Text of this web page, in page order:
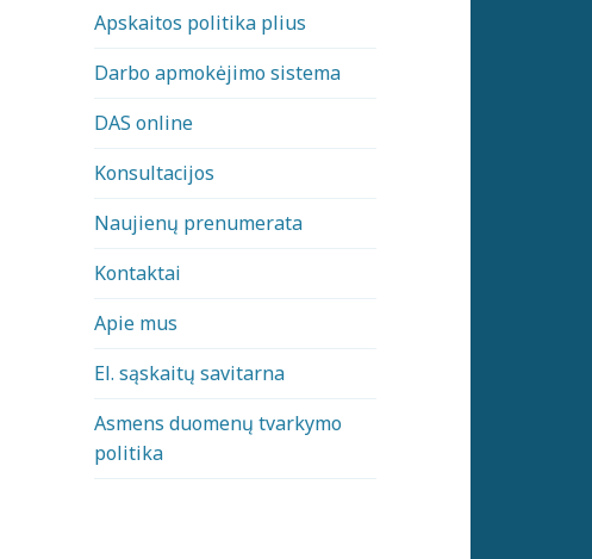
Apskaitos politika plius
Darbo apmokėjimo sistema
DAS online
Konsultacijos
Naujienų prenumerata
Kontaktai
Apie mus
El. sąskaitų savitarna
Asmens duomenų tvarkymo
politika